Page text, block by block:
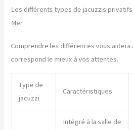
Les différents types de jacuzzis
Mer
Comprendre les différences vous aidera
correspond le mieux à vos attentes.
Type de
jacuzzi
Caractéristiques
Intégré à la salle de